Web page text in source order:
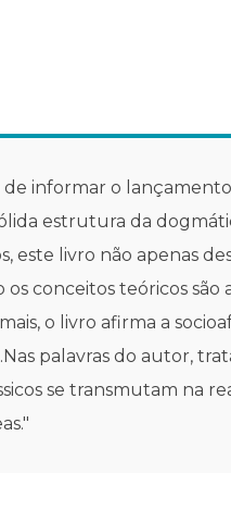
informar o
estrutura da
livro não apenas
conceitos teóricos
o livro afirma a
palavras do autor,
se transmutam na